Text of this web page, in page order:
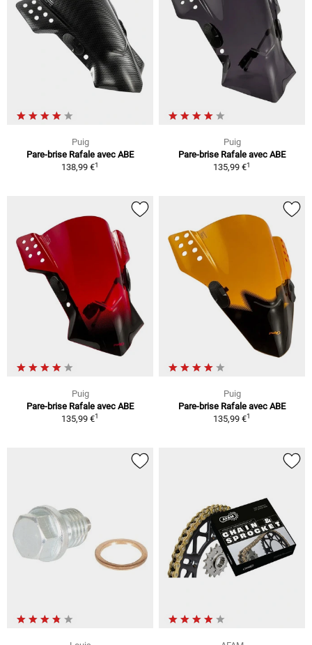
Puig
Pare-brise Rafale avec ABE
138,99 €1
Puig
Pare-brise Rafale avec ABE
135,99 €1
Puig
Pare-brise Rafale avec ABE
135,99 €1
Puig
Pare-brise Rafale avec ABE
135,99 €1